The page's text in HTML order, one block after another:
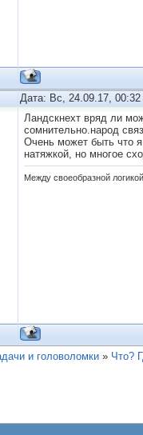
Дата: Вс, 24.09.17,
Ландскнехт вряд ли
сомнительно.народ
Очень может быть что
натяжкой, но многое
Между своеобразной
и головоломки » Что?